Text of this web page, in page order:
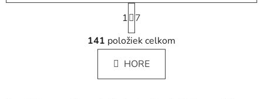
O
v
l
á
d
S
t
r
á
n
k
1
7
141 položiek celkom
HORE